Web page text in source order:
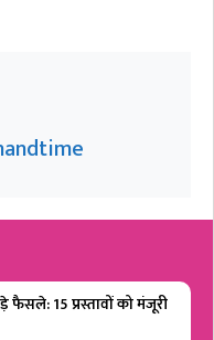
फैसले: 15 प्रस्तावों को मंजूरी